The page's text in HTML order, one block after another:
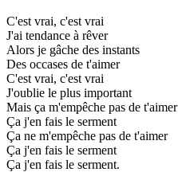
C'est vrai, c'est vrai
J'ai tendance à rêver
Alors je gâche des instants
Des occases de t'aimer
C'est vrai, c'est vrai
J'oublie le plus important
Mais ça m'empêche pas de t'aimer
Ça j'en fais le serment
Ça ne m'empêche pas de t'aimer
Ça j'en fais le serment
Ça j'en fais le serment.